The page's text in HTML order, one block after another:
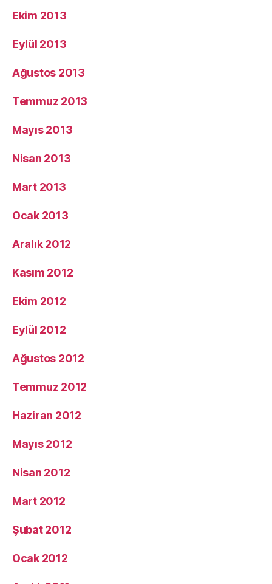
Ekim 2013
Eylül 2013
Ağustos 2013
Temmuz 2013
Mayıs 2013
Nisan 2013
Mart 2013
Ocak 2013
Aralık 2012
Kasım 2012
Ekim 2012
Eylül 2012
Ağustos 2012
Temmuz 2012
Haziran 2012
Mayıs 2012
Nisan 2012
Mart 2012
Şubat 2012
Ocak 2012